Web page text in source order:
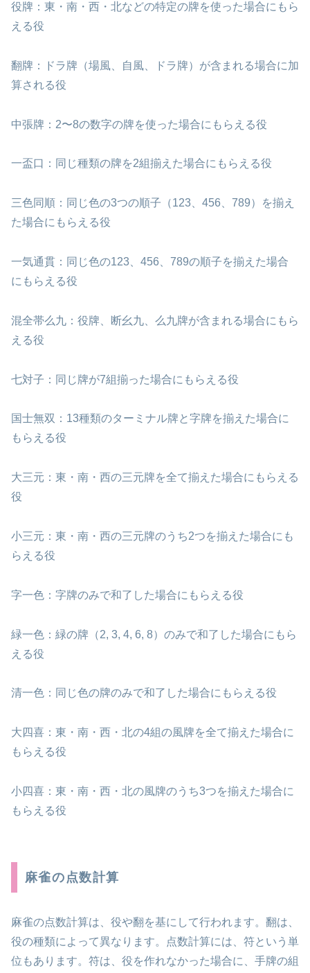
役牌：東・南・西・北などの特定の牌を使った場合にもら
える役
翻牌：ドラ牌（場風、自風、ドラ牌）が含まれる場合に加
算される役
中張牌：2〜8の数字の牌を使った場合にもらえる役
一盃口：同じ種類の牌を2組揃えた場合にもらえる役
三色同順：同じ色の3つの順子（123、456、789）を揃え
た場合にもらえる役
一気通貫：同じ色の123、456、789の順子を揃えた場合
にもらえる役
混全帯么九：役牌、断幺九、么九牌が含まれる場合にもら
える役
七対子：同じ牌が7組揃った場合にもらえる役
国士無双：13種類のターミナル牌と字牌を揃えた場合に
もらえる役
大三元：東・南・西の三元牌を全て揃えた場合にもらえる
役
小三元：東・南・西の三元牌のうち2つを揃えた場合にも
らえる役
字一色：字牌のみで和了した場合にもらえる役
緑一色：緑の牌（2, 3, 4, 6, 8）のみで和了した場合にもら
える役
清一色：同じ色の牌のみで和了した場合にもらえる役
大四喜：東・南・西・北の4組の風牌を全て揃えた場合に
もらえる役
小四喜：東・南・西・北の風牌のうち3つを揃えた場合に
もらえる役
麻雀の点数計算
麻雀の点数計算は、役や翻を基にして行われます。翻は、
役の種類によって異なります。点数計算には、符という単
位もあります。符は、役を作れなかった場合に、手牌の組